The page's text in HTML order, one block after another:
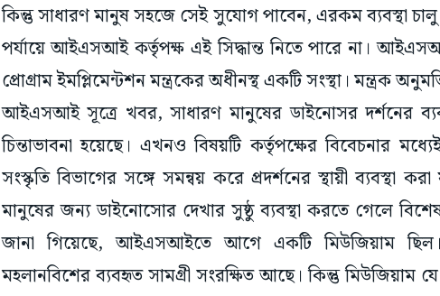
কিন্তু সাধারণ মানুষ সহজে সেই সুযোগ পাবেন, এরকম ব্যবস্থা
পর্যায়ে আইএসআই কর্তৃপক্ষ এই সিদ্ধান্ত নিতে পারে না।
প্রোগ্রাম ইমপ্লিমেন্টশন মন্ত্রকের অধীনস্থ একটি সংস্থা। মন্ত্রক
আইএসআই সূত্রে খবর, সাধারণ মানুষের ডাইনোসর দর্শনের
চিন্তাভাবনা হয়েছে। এখনও বিষয়টি কর্তৃপক্ষের বিবেচনার
সংস্কৃতি বিভাগের সঙ্গে সমন্বয় করে প্রদর্শনের স্থায়ী ব্যবস্থা
মানুষের জন্য ডাইনোসোর দেখার সুষ্ঠু ব্যবস্থা করতে গেলে
জানা গিয়েছে, আইএসআইতে আগে একটি মিউজিয়াম ছিল।
মহলানবিশের ব্যবহৃত সামগ্রী সংরক্ষিত আছে। কিন্তু